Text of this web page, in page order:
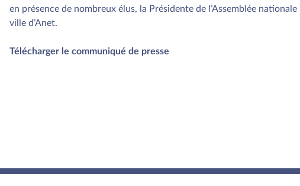
en présence de nombreux élus, la Présidente de l’Assemblée
ville d’Anet.
Télécharger le communiqué de presse